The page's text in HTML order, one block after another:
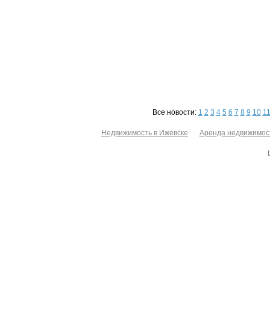
Все новости: 1 2 3 4 5 6 7 8 9 10 11
Недвижимость в Ижевске Аренда